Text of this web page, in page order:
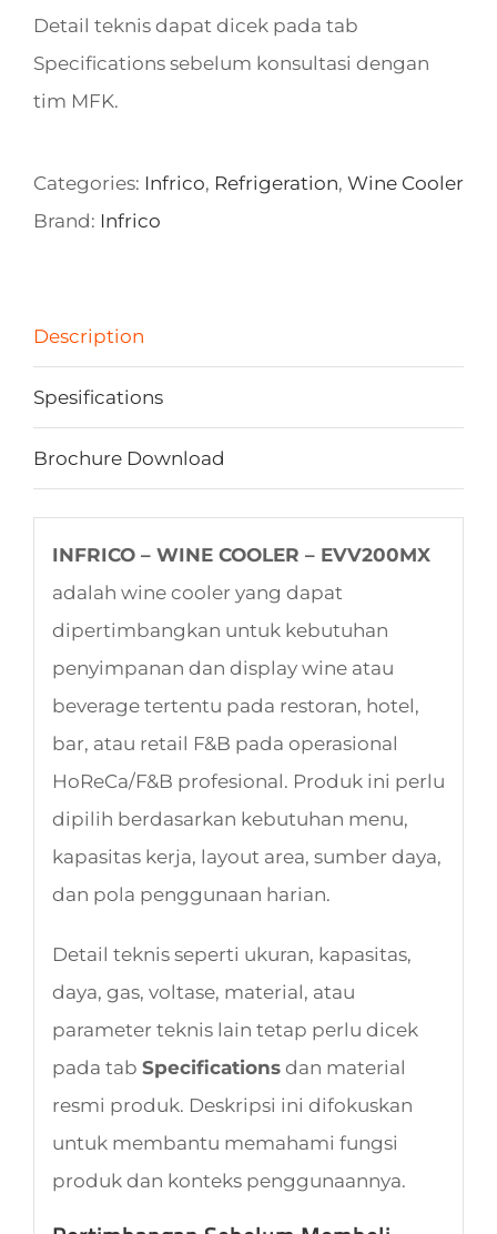
Detail teknis dapat dicek pada tab
Specifications sebelum konsultasi dengan
tim MFK.
Categories: Infrico, Refrigeration, Wine Cooler
Brand: Infrico
Description
Spesifications
Brochure Download
INFRICO – WINE COOLER – EVV200MX
adalah wine cooler yang dapat
dipertimbangkan untuk kebutuhan
penyimpanan dan display wine atau
beverage tertentu pada restoran, hotel,
bar, atau retail F&B pada operasional
HoReCa/F&B profesional. Produk ini perlu
dipilih berdasarkan kebutuhan menu,
kapasitas kerja, layout area, sumber daya,
dan pola penggunaan harian.
Detail teknis seperti ukuran, kapasitas,
daya, gas, voltase, material, atau
parameter teknis lain tetap perlu dicek
pada tab Specificationsdan material
resmi produk. Deskripsi ini difokuskan
untuk membantu memahami fungsi
produk dan konteks penggunaannya.